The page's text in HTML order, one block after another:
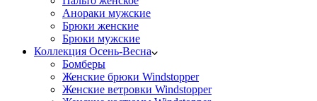
Анораки мужские
Брюки женские
Брюки мужские
Коллекция Осень-Весна
Бомберы
Женские брюки Windstopper
Женские ветровки Windstopper